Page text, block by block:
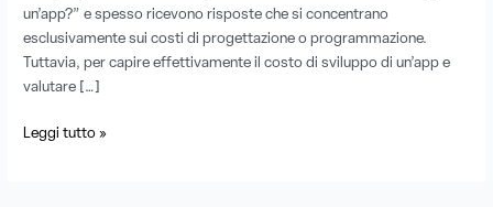
un’app?” e spesso ricevono risposte che si concentrano
esclusivamente sui costi di progettazione o programmazione.
Tuttavia, per capire effettivamente il costo di sviluppo di un’app e
valutare […]
Leggi tutto »